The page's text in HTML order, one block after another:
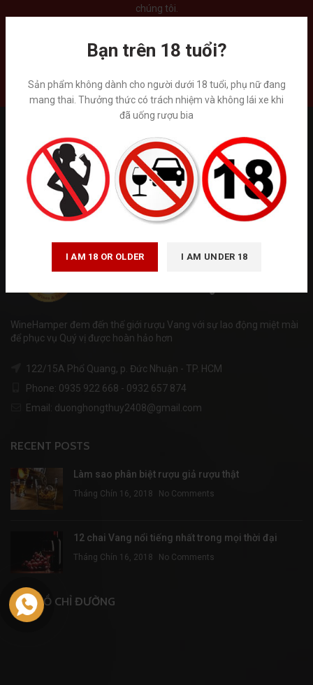
Bạn trên 18 tuổi?
Sản phẩm không dành cho người dưới 18 tuổi, phụ nữ đang
mang thai. Thưởng thức có trách nhiệm và không lái xe khi
đã uống rượu bia
I AM 18 OR OLDER I AM UNDER 18
chúng tôi.
Liên hệ
Tuân thủ Nghị định số 185/2013/NĐ-CP của Chính phủ và luật
quảng cáo số 16/2012/QH13 về kinh doanh bán hàng qua mạng.
Winehamper là trang thông tin chia sẻ kiến thức về rượu ngoại hoạt
động phi lơi nhuận. Chúng tôi không kinh doanh trực tiếp bán trên
internet. Vui lòng đến trực tiếp đến các cửa hàng và hệ thống siêu
thị rượu ngoại hoặc gọi tới số hotline để được tư vấn. ( giá trên
website chỉ mang tính chất tham khảo)
WineHamper đem đến thế giới rượu Vang với sự lao động miệt mài
để phục vụ Quý vị được hoàn hảo hơn
122/15A Phổ Quang, p. Đức Nhuận - TP. HCM
Phone: 0935 922 668 - 0932 657 874
Email: duonghongthuy2408@gmail.com
RECENT POSTS
Làm sao phân biệt rượu giả rượu thật
Tháng Chín 16, 2018 No Comments
12 chai Vang nổi tiếng nhất trong mọi thời đại
Tháng Chín 16, 2018 No Comments
BẢN ĐỒ CHỈ ĐƯỜNG